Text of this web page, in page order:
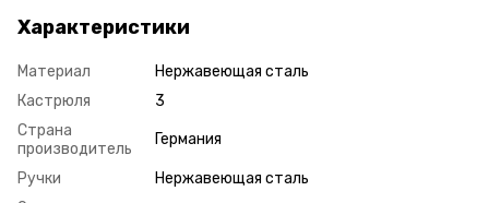
Характеристики
Материал
Нержавеющая сталь
Кастрюля
3
Страна
производитель
Германия
Ручки
Нержавеющая сталь